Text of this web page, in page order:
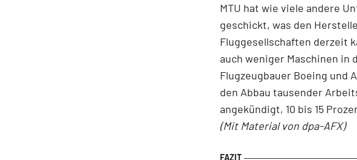
MTU hat wie viele andere
geschickt, was den
Fluggesellschaften derzeit
auch weniger Maschinen in
Flugzeugbauer Boeing und
den Abbau tausender
angekündigt, 10 bis 15
(Mit Material von dpa-AFX)